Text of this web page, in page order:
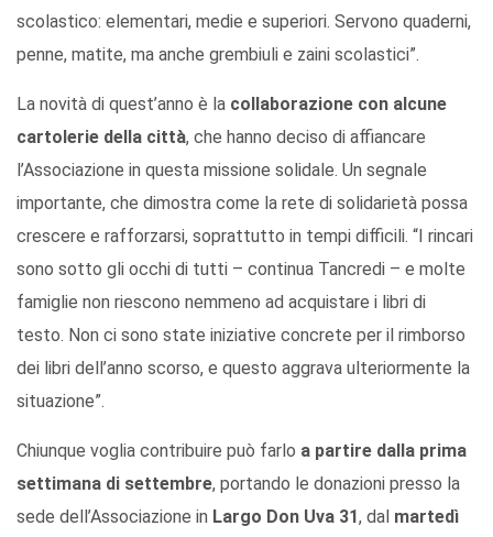
scolastico: elementari, medie e superiori. Servono quaderni,
penne, matite, ma anche grembiuli e zaini scolastici”.
La novità di quest’anno è la collaborazione con alcune
cartolerie della città, che hanno deciso di affiancare
l’Associazione in questa missione solidale. Un segnale
importante, che dimostra come la rete di solidarietà possa
crescere e rafforzarsi, soprattutto in tempi difficili. “I rincari
sono sotto gli occhi di tutti – continua Tancredi – e molte
famiglie non riescono nemmeno ad acquistare i libri di
testo. Non ci sono state iniziative concrete per il rimborso
dei libri dell’anno scorso, e questo aggrava ulteriormente la
situazione”.
Chiunque voglia contribuire può farlo a partire dalla prima
settimana di settembre, portando le donazioni presso la
sede dell’Associazione in Largo Don Uva 31, dal martedì